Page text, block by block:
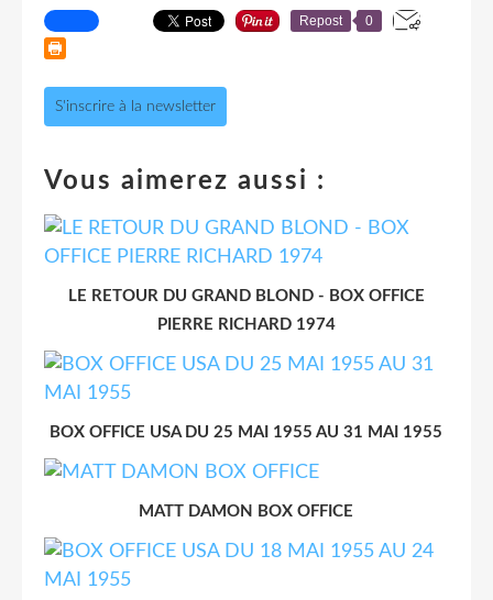
Repost 0
S'inscrire à la newsletter
Vous aimerez aussi :
LE RETOUR DU GRAND BLOND - BOX OFFICE
PIERRE RICHARD 1974
BOX OFFICE USA DU 25 MAI 1955 AU 31 MAI 1955
MATT DAMON BOX OFFICE